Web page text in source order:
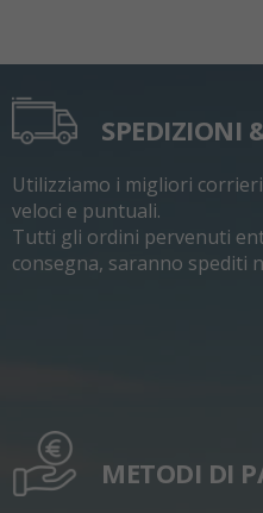
SPEDIZIONI
Utilizziamo i migliori
veloci e puntuali.
Tutti gli ordini pervenuti
consegna, saranno spediti
METODI DI